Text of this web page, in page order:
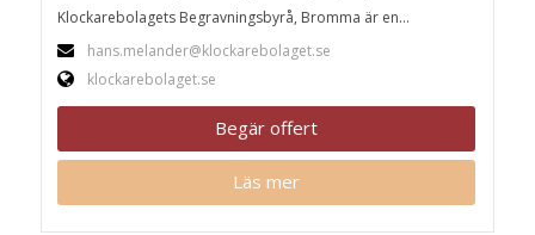
Klockarebolagets Begravningsbyrå, Bromma är en...
hans.melander@klockarebolaget.se
klockarebolaget.se
Begär offert
Läs mer